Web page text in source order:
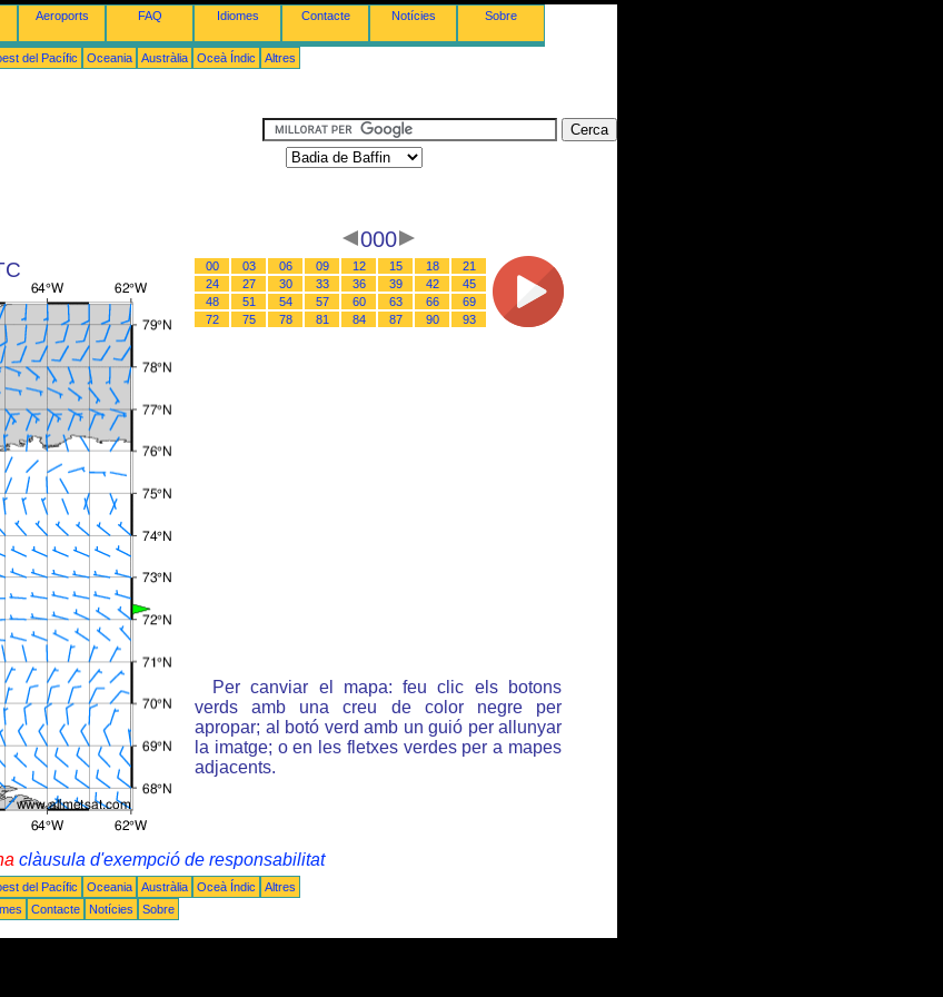
Aeroports FAQ Idiomes Contacte Notícies Sobre
del Pacífic Oceania Austràlia Oceà Índic Altres
000
00 03 06 09 12 15 18
21
24
27 30 33 36 39 42
45
48
51 54 57 60 63 66
69
72
75 78 81 84 87 90 93
Per canviar el mapa: feu clic els botons
verds amb una creu de color negre per
apropar; al botó verd amb un guió per allunyar
la imatge; o en les fletxes verdes per a mapes
adjacents.
clàusula d'exempció de responsabilitat
del Pacífic Oceania Austràlia Oceà Índic
Altres
Contacte Notícies Sobre